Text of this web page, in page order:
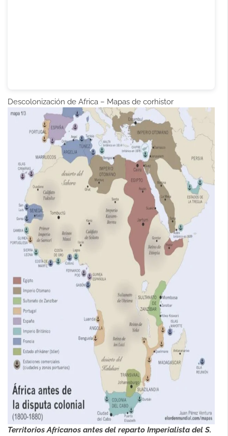
Descolonización de Africa – Mapas de corhistor
Territorios Africanos antes del reparto Imperialista del S.